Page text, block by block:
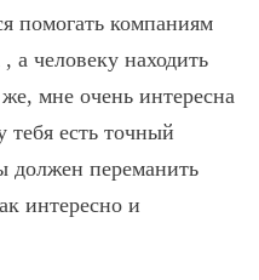
помогать компаниям
а человеку находить
мне очень интересна
тебя есть точный
должен переманить
интересно и